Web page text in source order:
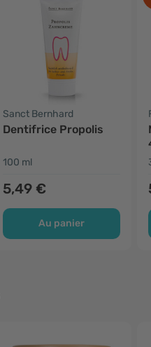
Sanct Bernhard
Dentifrice Propolis
100 ml
5,49 €
Au panier